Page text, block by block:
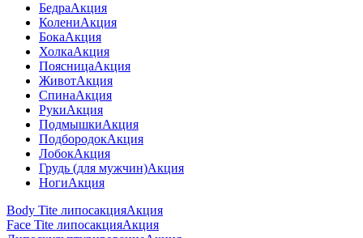
БедраАкция
КолениАкция
БокаАкция
ХолкаАкция
ПоясницаАкция
ЖивотАкция
СпинаАкция
РукиАкция
ПодмышкиАкция
ПодбородокАкция
ЛобокАкция
Грудь (для мужчин)Акция
НогиАкция
Body Tite липосакцияАкция
Face Tite липосакцияАкция